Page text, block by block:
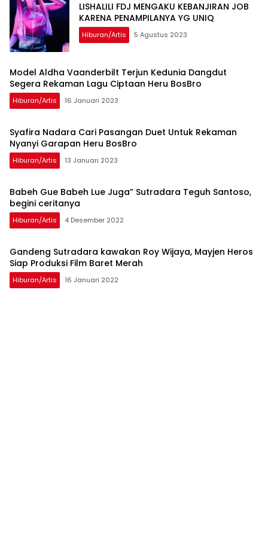
LISHALILI FDJ MENGAKU KEBANJIRAN JOB
KARENA PENAMPILANYA YG UNIQ
Hiburan/artis 5 Agustus 2023
Model Aldha Vaanderbilt Terjun Kedunia Dangdut
Segera Rekaman Lagu Ciptaan Heru BosBro
Hiburan/artis 16 Januari 2023
Syafira Nadara Cari Pasangan Duet Untuk Rekaman
Nyanyi Garapan Heru BosBro
Hiburan/artis 13 Januari 2023
Babeh Gue Babeh Lue Juga” Sutradara Teguh Santoso,
begini ceritanya
Hiburan/artis 4 Desember 2022
Gandeng Sutradara kawakan Roy Wijaya, Mayjen Heros
Siap Produksi Film Baret Merah
Hiburan/artis 16 Januari 2022